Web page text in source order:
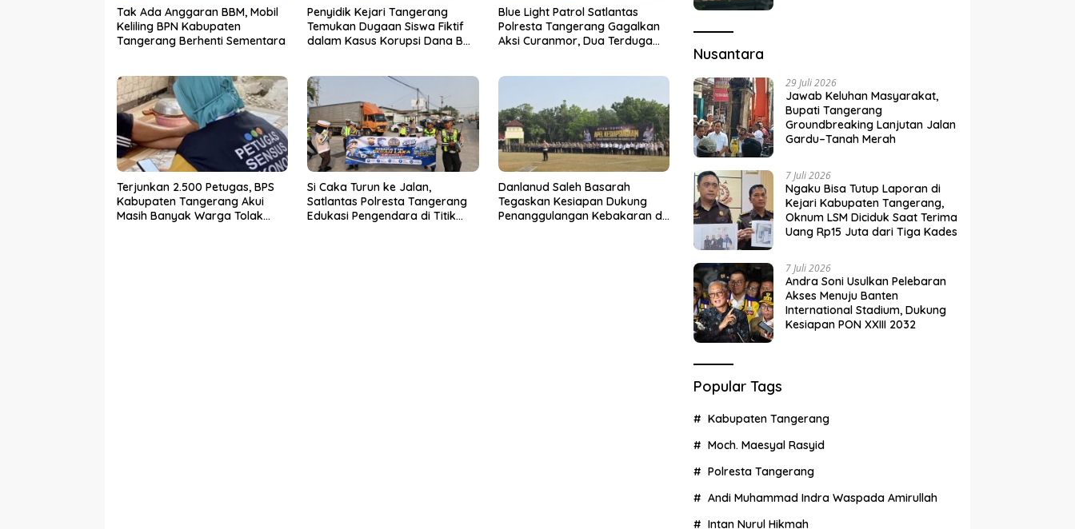
Tak Ada Anggaran BBM, Mobil
Keliling BPN Kabupaten
Tangerang Berhenti Sementara
Penyidik Kejari Tangerang
Temukan Dugaan Siswa Fiktif
dalam Kasus Korupsi Dana BOP
Blue Light Patrol Satlantas
Polresta Tangerang Gagalkan
Aksi Curanmor, Dua Terduga
Terjunkan 2.500 Petugas, BPS
Kabupaten Tangerang Akui
Masih Banyak Warga Tolak
Si Caka Turun ke Jalan,
Satlantas Polresta Tangerang
Edukasi Pengendara di Titik
Danlanud Saleh Basarah
Tegaskan Kesiapan Dukung
Penanggulangan Kebakaran di
Nusantara
29 Juli 2026
Jawab Keluhan Masyarakat,
Bupati Tangerang
Groundbreaking Lanjutan Jalan
Gardu–Tanah Merah
7 Juli 2026
Ngaku Bisa Tutup Laporan di
Kejari Kabupaten Tangerang,
Oknum LSM Diciduk Saat Terima
Uang Rp15 Juta dari Tiga Kades
7 Juli 2026
Andra Soni Usulkan Pelebaran
Akses Menuju Banten
International Stadium, Dukung
Kesiapan PON XXIII 2032
Popular Tags
Kabupaten Tangerang
Moch. Maesyal Rasyid
Polresta Tangerang
Andi Muhammad Indra Waspada Amirullah
Intan Nurul Hikmah